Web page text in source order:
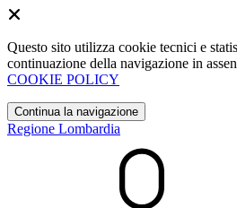
Questo sito utilizza cookie tecnici e
continuazione della navigazione in
COOKIE POLICY
Continua la navigazione
Regione Lombardia